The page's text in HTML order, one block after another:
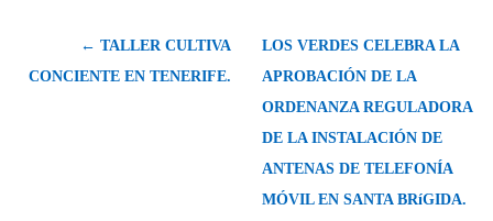
← TALLER CULTIVA
CONCIENTE EN TENERIFE.
LOS VERDES CELEBRA LA
APROBACIÓN DE LA
ORDENANZA REGULADORA
DE LA INSTALACIÓN DE
ANTENAS DE TELEFONÍA
MÓVIL EN SANTA BRíGIDA.